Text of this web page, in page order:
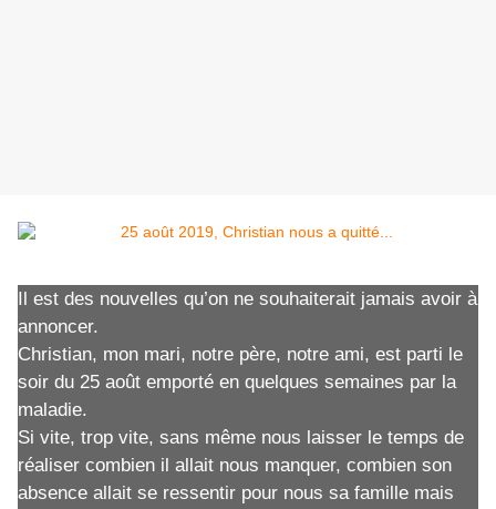
Il est des nouvelles qu’on ne souhaiterait jamais avoir à
annoncer.
Christian, mon mari, notre père, notre ami, est parti le
soir du 25 août emporté en quelques semaines par la
maladie.
Si vite, trop vite, sans même nous laisser le temps de
réaliser combien il allait nous manquer, combien son
absence allait se ressentir pour nous sa famille mais